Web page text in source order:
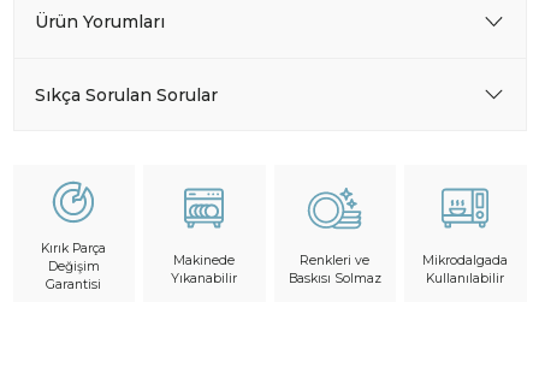
Ürün Yorumları
Sıkça Sorulan Sorular
Kırık Parça
Değişim
Garantisi
Makinede
Yıkanabilir
Renkleri ve
Baskısı Solmaz
Mikrodalgada
Kullanılabilir